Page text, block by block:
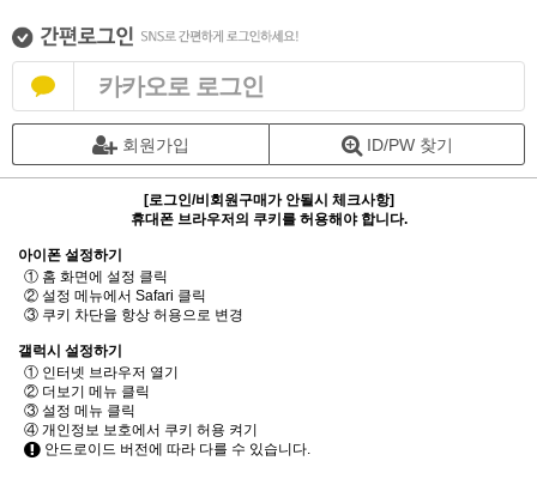
카카오로 로그인
회원가입 ID/PW 찾기
[로그인/비회원구매가 안될시 체크사항]
휴대폰 브라우저의 쿠키를 허용해야 합니다.
아이폰 설정하기
① 홈 화면에 설정 클릭
② 설정 메뉴에서 Safari 클릭
③ 쿠키 차단을 항상 허용으로 변경
갤럭시 설정하기
① 인터넷 브라우저 열기
② 더보기 메뉴 클릭
③ 설정 메뉴 클릭
④ 개인정보 보호에서 쿠키 허용 켜기
안드로이드 버전에 따라 다를 수 있습니다.